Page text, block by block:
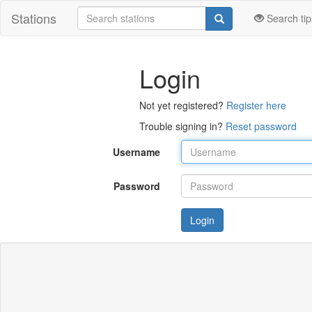
Stations Search
Login
Not yet registered? Register here
Trouble signing in? Reset password
Username
Password
Login